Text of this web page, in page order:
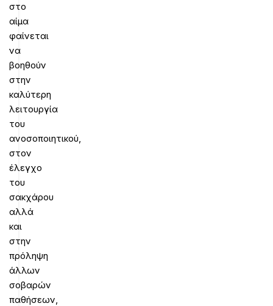
στο
αίμα
φαίνεται
να
βοηθούν
στην
καλύτερη
λειτουργία
του
ανοσοποιητικού,
στον
έλεγχο
του
σακχάρου
αλλά
και
στην
πρόληψη
άλλων
σοβαρών
παθήσεων,